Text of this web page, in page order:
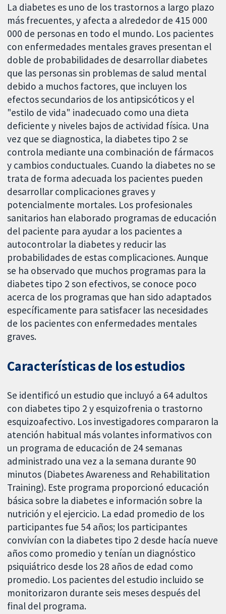
La diabetes es uno de los trastornos a largo plazo
más frecuentes, y afecta a alrededor de 415 000
000 de personas en todo el mundo. Los pacientes
con enfermedades mentales graves presentan el
doble de probabilidades de desarrollar diabetes
que las personas sin problemas de salud mental
debido a muchos factores, que incluyen los
efectos secundarios de los antipsicóticos y el
"estilo de vida" inadecuado como una dieta
deficiente y niveles bajos de actividad física. Una
vez que se diagnostica, la diabetes tipo 2 se
controla mediante una combinación de fármacos
y cambios conductuales. Cuando la diabetes no se
trata de forma adecuada los pacientes pueden
desarrollar complicaciones graves y
potencialmente mortales. Los profesionales
sanitarios han elaborado programas de educación
del paciente para ayudar a los pacientes a
autocontrolar la diabetes y reducir las
probabilidades de estas complicaciones. Aunque
se ha observado que muchos programas para la
diabetes tipo 2 son efectivos, se conoce poco
acerca de los programas que han sido adaptados
específicamente para satisfacer las necesidades
de los pacientes con enfermedades mentales
graves.
Características de los estudios
Se identificó un estudio que incluyó a 64 adultos
con diabetes tipo 2 y esquizofrenia o trastorno
esquizoafectivo. Los investigadores compararon la
atención habitual más volantes informativos con
un programa de educación de 24 semanas
administrado una vez a la semana durante 90
minutos (Diabetes Awareness and Rehabilitation
Training). Este programa proporcionó educación
básica sobre la diabetes e información sobre la
nutrición y el ejercicio. La edad promedio de los
participantes fue 54 años; los participantes
convivían con la diabetes tipo 2 desde hacía nueve
años como promedio y tenían un diagnóstico
psiquiátrico desde los 28 años de edad como
promedio. Los pacientes del estudio incluido se
monitorizaron durante seis meses después del
final del programa.